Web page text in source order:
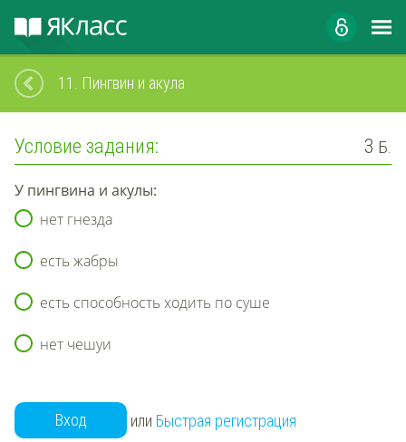
11. Пингвин и акула
Условие задания: 3 Б.
У пингвина и акулы:
нет гнезда
есть жабры
есть способность ходить по суше
нет чешуи
Вход или Быстрая регистрация